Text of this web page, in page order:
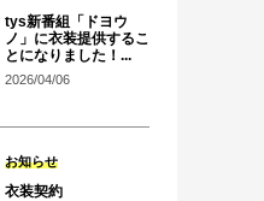
tys新番組「ドヨウ
ノ」に衣装提供するこ
とになりました！...
2026/04/06
お知らせ
衣装契約